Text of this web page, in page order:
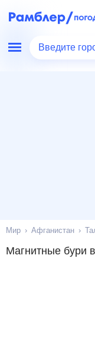
Введите
Мир Афганистан
Магнитные бури